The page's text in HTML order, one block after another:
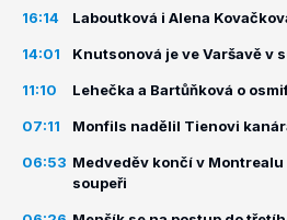
16:14 Laboutková i Alena
14:01 Knutsonová je ve Varšavě v
11:10 Lehečka a Bartůňková o
07:11 Monfils nadělil Tienovi
06:53 Medveděv končí v
soupeři